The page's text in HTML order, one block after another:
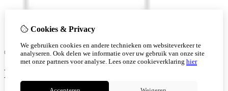
© Copyright 2026 |
Cookies & Privacy
We gebruiken cookies en andere technieken om websiteverkeer te
analyseren. Ook delen we informatie over uw gebruik van onze site
met onze partners voor analyse. Lees onze cookieverklaring hier
Ben je 18 of ouder?